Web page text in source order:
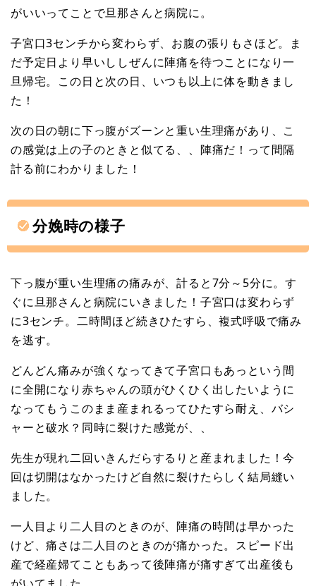
がいいってことで旦那さんと病院に。
子宮口3センチから変わらず、お腹の張りもさほど。ま
だ予定日より早いししぜんに陣痛を待つことになり一
旦帰宅。この日と次の日、いつも以上に体を動きまし
た！
次の日の朝に下っ腹がズーンと重い生理痛があり、こ
の感覚は上の子のときと似てる、、陣痛だ！って間隔
計る前にわかりました！
分娩時の様子
下っ腹が重い生理痛の痛みが、計ると7分～5分に。す
ぐに旦那さんと病院にいきました！子宮口は変わらず
に3センチ。二時間ほど続きひたすら、複式呼吸で痛み
を逃す。
どんどん痛みが強くなってきて子宮口もあっという間
に全開になり赤ちゃんの頭がひくひく出したいように
なってもうこのまま産まれるってひたすら耐え、バシ
ャーと破水？同時に裂けた感覚が、、
先生が現れ二回いきんだらするりと産まれました！今
回は切開はなかったけど自然に裂けたらしく結局縫い
ました。
一人目より二人目のときのが、陣痛の時間は早かった
けど、痛さは二人目のときのが痛かった。スピード出
産で経産婦てこともあって後陣痛が痛すぎて出産後も